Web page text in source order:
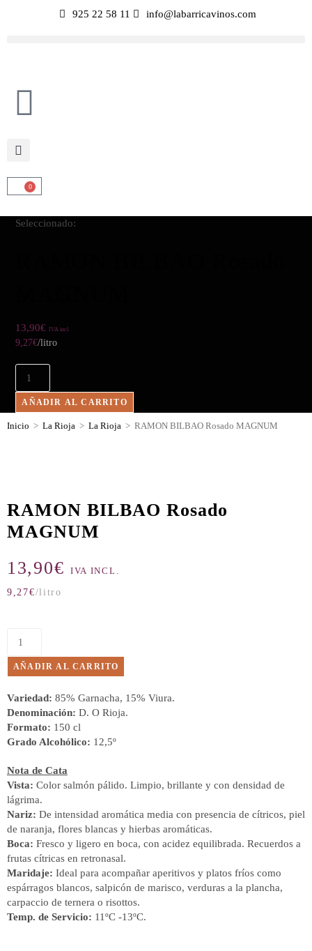
925 22 58 11 info@labarricavinos.com
0
Seleccionado:
13,90€ IVA incl.
9,27€/litro
AÑADIR AL CARRITO
Inicio > La Rioja > La Rioja > RAMON BILBAO Rosado MAGNUM
RAMON BILBAO Rosado
MAGNUM
13,90€ IVA INCL.
9,27€/litro
AÑADIR AL CARRITO
Variedad: 85% Garnacha, 15% Viura.
Denominación: D. O Rioja.
Formato: 150 cl
Grado Alcohólico: 12,5º
Nota de Cata
Vista: Color salmón pálido. Limpio, brillante y con densidad de
lágrima.
Nariz: De intensidad aromática media con presencia de cítricos, piel
de naranja, flores blancas y hierbas aromáticas.
Boca: Fresco y ligero en boca, con acidez equilibrada. Recuerdos a
frutas cítricas en retronasal.
Maridaje: Ideal para acompañar aperitivos y platos fríos como
espárragos blancos, salpicón de marisco, verduras a la plancha,
carpaccio de ternera o risottos.
Temp. de Servicio: 11ºC -13ºC.